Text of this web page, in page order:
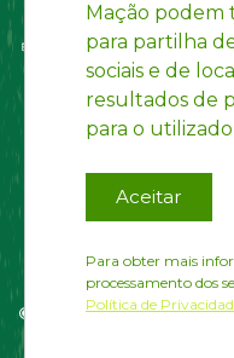
© Rotas de Mação |
Mação podem
para partilha
sociais e de
resultados de
para o
Aceitar
Para obter mais
processamento dos
Política de